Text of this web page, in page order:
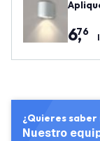
6,
76
¿Quieres
Nuestro